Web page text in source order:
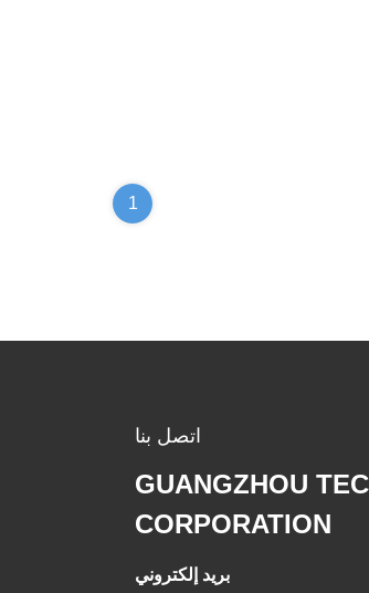
1
اتصل بنا
GUANGZHOU
CORPORATION
بريد إلكتروني